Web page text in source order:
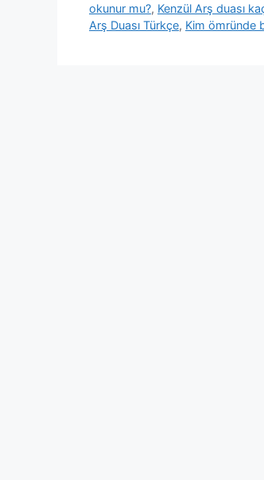
okunur mu?, Kenzül Arş duası
Arş Duası Türkçe, Kim ömründe